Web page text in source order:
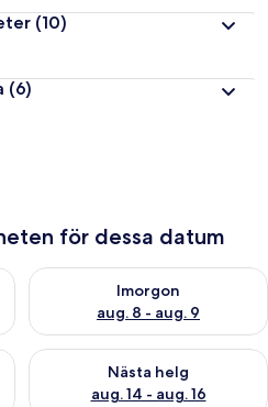
(10)
(6)
för dessa datum
ikväll aug. 7 - aug. 8
Imorgon
aug. 8 - aug. 9
Kontrollera tillgängligheten
den här helgen aug. 7 - aug. 9
Nästa helg
aug. 14 - aug. 16
Kontrollera tillgängligheten